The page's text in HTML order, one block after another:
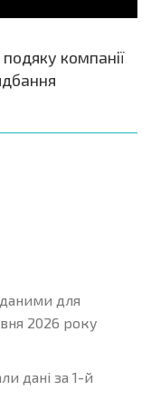
компанії
для
2026 року
дані за 1-й